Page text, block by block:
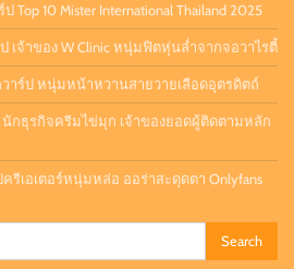
Top 10 Mister International Thailand 2025
เจ้าของ W Clinic หนุ่มฟิตหุ่นล่ำจากจอวาไรตี้
าร์ป หนุ่มหน้าหวานสายวายเลือดอุตรดิตถ์
นักธุรกิจครีมไข่มุก เจ้าของยอดผู้ติดตามหลัก
ครีเอเตอร์หนุ่มหล่อ ออร่าสะดุดตา Onlyfans